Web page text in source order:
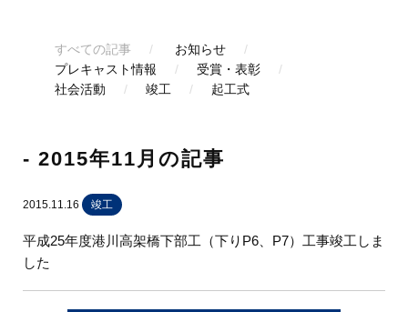
すべての記事
お知らせ
プレキャスト情報
受賞・表彰
社会活動
竣工 起工式
- 2015年11月の記事
2015.11.16 竣工
平成25年度港川高架橋下部工（下りP6、P7）工事竣工しま
した